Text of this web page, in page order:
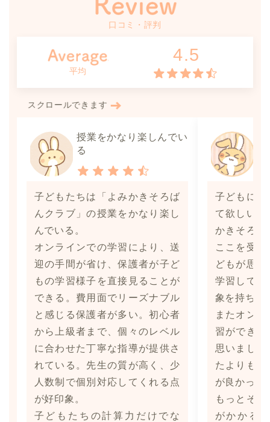
口コミ・評判
平均
4.5
スクロールできます
授業をかなり楽しんでい
る
子どもたちは「よみかきそろば
んクラブ」の授業をかなり楽し
んでいる。
オンラインでの学習により、送
迎の手間が省け、保護者が子ど
もの学習様子を直接見ることが
できる。費用面でリーズナブル
と感じる保護者が多い。初心者
から上級者まで、個々のレベル
に合わせた丁寧な指導が提供さ
れている。先生の質が高く、少
人数制で個別対応してくれる点
が好印象。
子どもたちの計算力だけでな
子どもに気
て欲しい
かきそろば
ここを受
どもが思
学習してい
象を持ちま
またオン
習ができ
思いまし
たよりも
が良かった
もっとそ
がかかる